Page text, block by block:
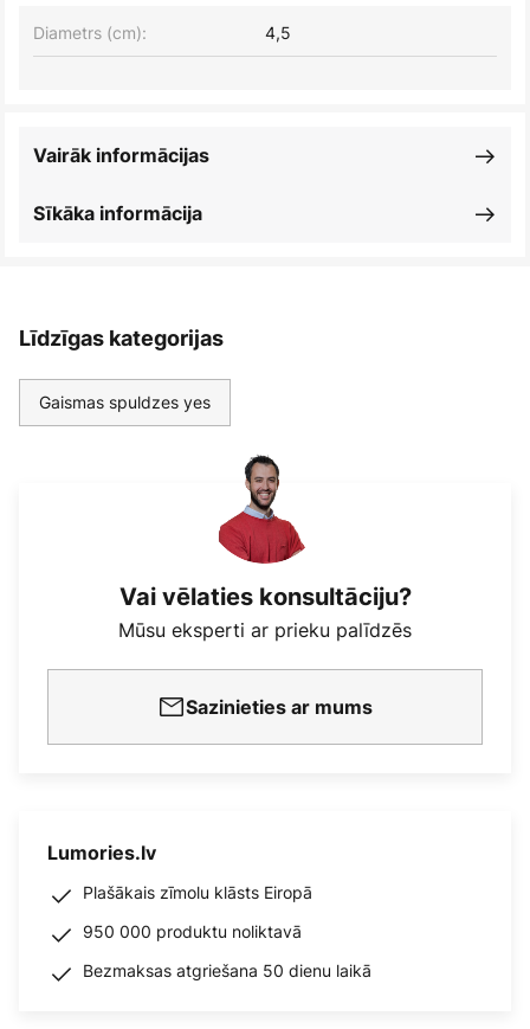
Diametrs (cm): 4,5
Sīkāka informācija
Vairāk informācijas
Līdzīgas kategorijas
Gaismas spuldzes yes
Vai vēlaties konsultāciju?
Mūsu eksperti ar prieku palīdzēs
Sazinieties ar mums
Lumories.lv
Plašākais zīmolu klāsts Eiropā
950 000 produktu noliktavā
Bezmaksas atgriešana 50 dienu laikā